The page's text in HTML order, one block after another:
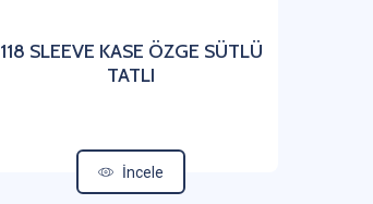
118 SLEEVE KASE ÖZGE SÜTLÜ
TATLI
İncele